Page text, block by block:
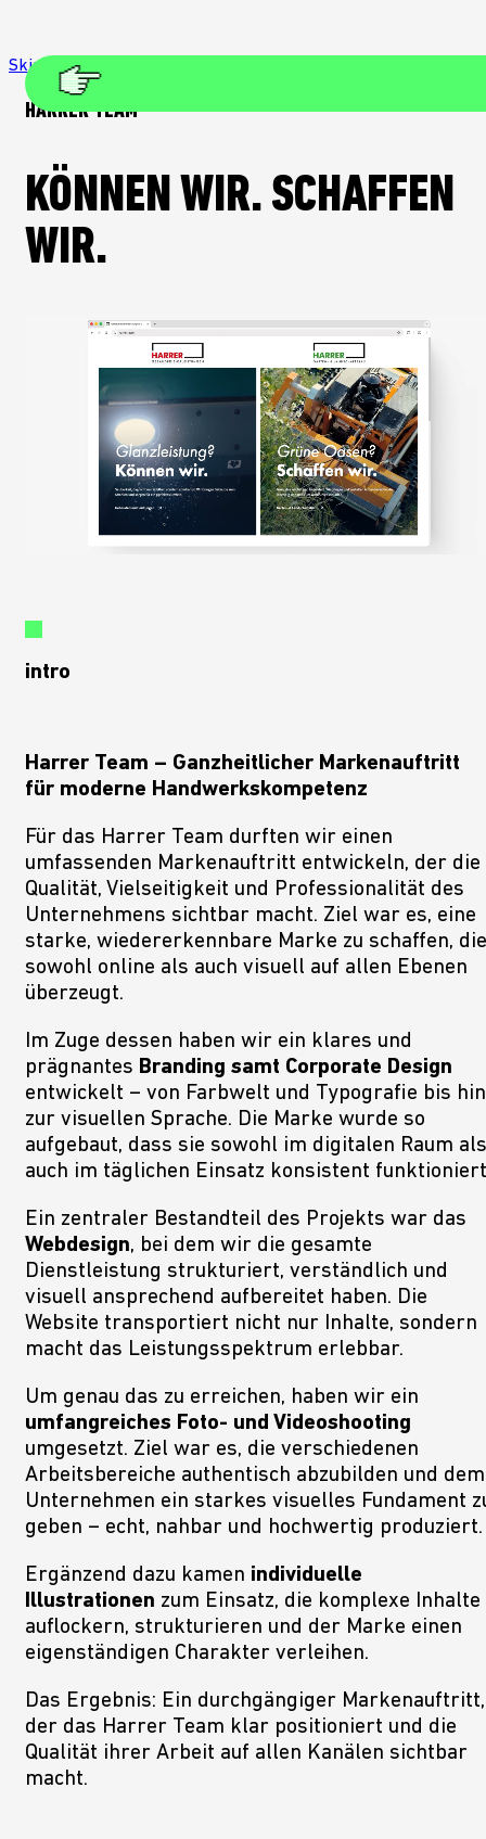
Skip to main content
HARRER TEAM
KÖNNEN WIR. SCHAFFEN
WIR.
intro
Harrer Team – Ganzheitlicher Markenauftritt
für moderne Handwerkskompetenz
Für das Harrer Team durften wir einen
umfassenden Markenauftritt entwickeln, der die
Qualität, Vielseitigkeit und Professionalität des
Unternehmens sichtbar macht. Ziel war es, eine
starke, wiedererkennbare Marke zu schaffen, die
sowohl online als auch visuell auf allen Ebenen
überzeugt.
Im Zuge dessen haben wir ein klares und
prägnantes Branding samt Corporate Design
entwickelt – von Farbwelt und Typografie bis hin
zur visuellen Sprache. Die Marke wurde so
aufgebaut, dass sie sowohl im digitalen Raum als
auch im täglichen Einsatz konsistent
Ein zentraler Bestandteil des Projekts war das
Webdesign, bei dem wir die gesamte
Dienstleistung strukturiert, verständlich und
visuell ansprechend aufbereitet haben. Die
Website transportiert nicht nur Inhalte, sondern
macht das Leistungsspektrum erlebbar.
Um genau das zu erreichen, haben wir ein
umfangreiches Foto- und Videoshooting
umgesetzt. Ziel war es, die verschiedenen
Arbeitsbereiche authentisch abzubilden und dem
Unternehmen ein starkes visuelles Fundament
geben – echt, nahbar und hochwertig produziert.
Ergänzend dazu kamen individuelle
Illustrationen zum Einsatz, die komplexe Inhalte
auflockern, strukturieren und der Marke einen
eigenständigen Charakter verleihen.
Das Ergebnis: Ein durchgängiger Markenauftritt,
der das Harrer Team klar positioniert und die
Qualität ihrer Arbeit auf allen Kanälen sichtbar
macht.